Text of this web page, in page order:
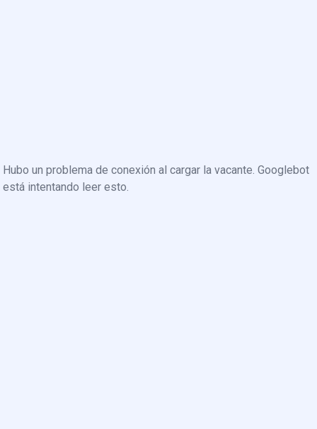
Hubo un problema de conexión al cargar la vacante. Googlebot
está intentando leer esto.